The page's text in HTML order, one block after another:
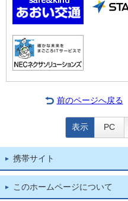
前のページへ戻る
表示 PC
携帯サイト
このホームページについて